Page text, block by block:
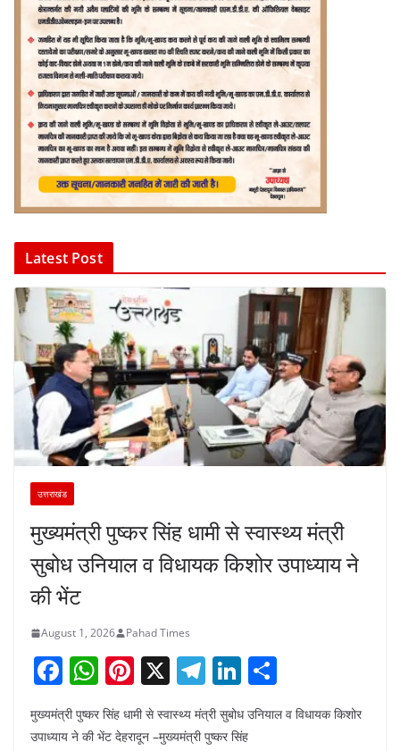
Latest Post
उत्तराखंड
मुख्यमंत्री पुष्कर सिंह धामी से स्वास्थ्य मंत्री
सुबोध उनियाल व विधायक किशोर उपाध्याय ने
की भेंट
August 1, 2026 Pahad Times
F
a
c
W
h
at
Pi
nt
er
X T
el
e
Li
n
k ar
मुख्यमंत्री पुष्कर सिंह धामी से स्वास्थ्य मंत्री सुबोध उनियाल व विधायक किशोर
उपाध्याय ने की भेंट देहरादून –मुख्यमंत्री पुष्कर सिंह